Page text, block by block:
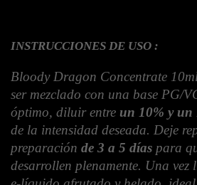
INSTRUCCIONES DE USO :
Bloody Dragon Concentrate
ser mezclado con una base PG/
óptimo, diluir entre un 10% y un
de la intensidad deseada. Deje
preparación de 3 a 5 días para
desarrollen plenamente. Una vez